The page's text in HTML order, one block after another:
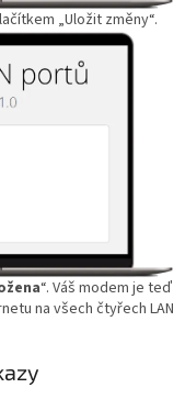
„Uložit změny“.
“. Váš modem je teď
na všech čtyřech LAN